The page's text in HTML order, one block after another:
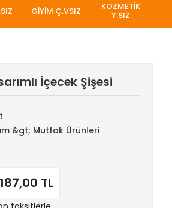
GİYİM Ç.VSIZ KOZMETİK
Y.SIZ
İçecek Şişesi
&gt; Mutfak Ürünleri
187,00 TL